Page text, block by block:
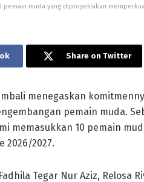
muda yang diproyeksikan
Share on Twitter
menegaskan
pemain muda.
memasukkan 10 pemain
2026/2027.
Tegar Nur Aziz, Relosa